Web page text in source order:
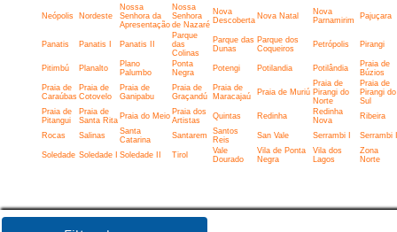
Neópolis Nordeste
Nossa
Senhora da
Apresentação
Nossa
Senhora
de Nazaré
Nova
Descoberta Nova Natal
Nova
Parnamirim
Pajuçara
Panatis Panatis I Panatis II
Parque
das
Colinas
Parque das
Dunas
Parque dos
Coqueiros
Petrópolis Pirangi
Pitimbú Planalto
Plano
Palumbo
Ponta
Negra
Potengi Potilandia Potilândia
Praia de
Búzios
Praia de
Caraúbas
Praia de
Cotovelo
Praia de
Ganipabu
Praia de
Graçandú
Praia de
Maracajaú
Praia de Muriú
Praia de
Pirangi do
Norte
Praia de
Pirangi do
Sul
Praia de
Pitangui
Praia de
Santa Rita Praia do Meio Praia dos
Artistas
Quintas Redinha
Redinha
Nova
Ribeira
Rocas Salinas
Santa
Catarina
Santarem
Santos
Reis
San Vale Serrambi I Serrambi
Soledade Soledade I Soledade II Tirol
Vale
Dourado
Vila de Ponta
Negra
Vila dos
Lagos
Zona
Norte